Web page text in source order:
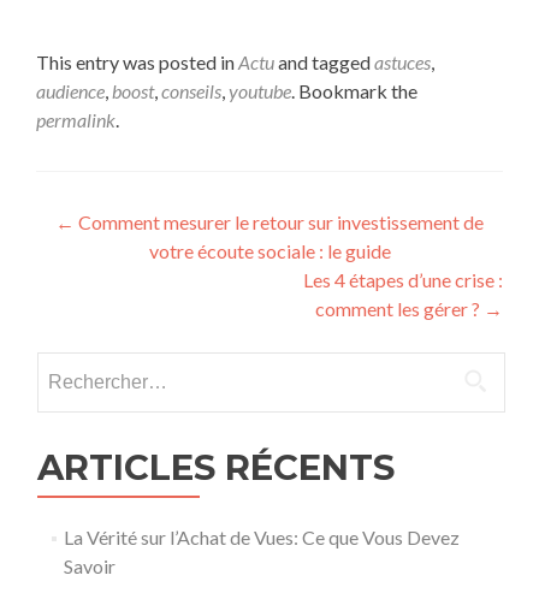
This entry was posted inActuand taggedastuces
audience boost, conseils youtube . Bookmark the
permalink
Post navigation
← Comment mesurer le retour sur investissement de
votre écoute sociale : le guide
Les 4 étapes d’une crise :
comment les gérer ? →
ARTICLES RÉCENTS
La Vérité sur l’Achat de Vues: Ce que Vous Devez
Savoir